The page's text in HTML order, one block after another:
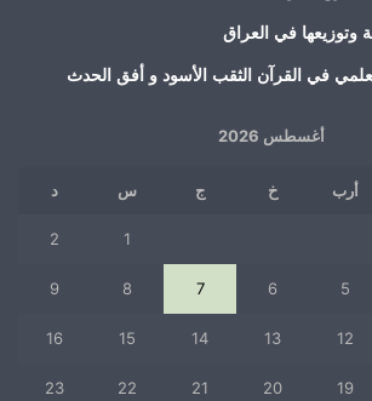
وتوزيعها في العراق
في القرآن الثقب الأسود و أفق الحدث
أغسطس 2026
أرب خ ج س د
1
2
5
6
7
8
9
12
13
14
15
16
19
20
21
22
23